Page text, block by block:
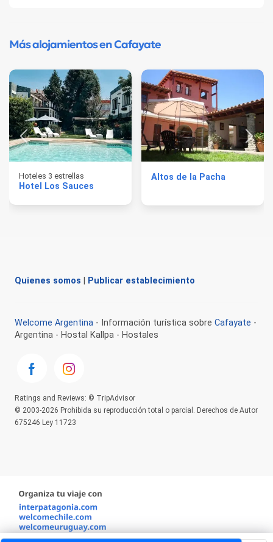
Más alojamientos en Cafayate
Hoteles 3 estrellas
Hotel Los Sauces
Altos de la Pacha
Quienes somos Publicar establecimiento
Welcome Argentina - Información turística sobre Cafayate -
Argentina - Hostal Kallpa - Hostales
Ratings and Reviews: © TripAdvisor
© 2003-2026 Prohibida su reproducción total o parcial. Derechos de Autor
675246 Ley 11723